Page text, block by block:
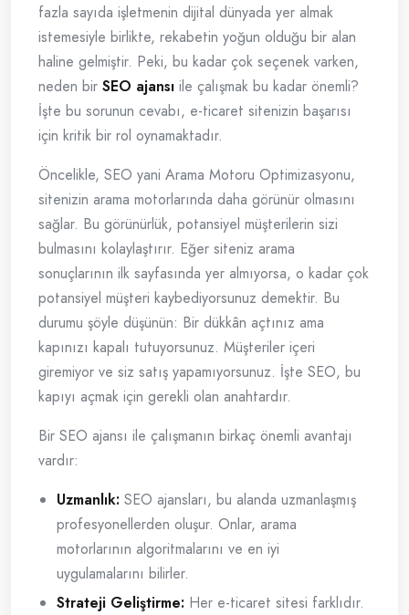
fazla sayıda işletmenin dijital dünyada yer almak
istemesiyle birlikte, rekabetin yoğun olduğu bir alan
haline gelmiştir. Peki, bu kadar çok seçenek varken,
neden bir SEO ajansı ile çalışmak bu kadar önemli?
İşte bu sorunun cevabı, e-ticaret sitenizin başarısı
için kritik bir rol oynamaktadır.
Öncelikle, SEO yani Arama Motoru Optimizasyonu,
sitenizin arama motorlarında daha görünür olmasını
sağlar. Bu görünürlük, potansiyel müşterilerin sizi
bulmasını kolaylaştırır. Eğer siteniz arama
sonuçlarının ilk sayfasında yer almıyorsa, o kadar çok
potansiyel müşteri kaybediyorsunuz demektir. Bu
durumu şöyle düşünün: Bir dükkân açtınız ama
kapınızı kapalı tutuyorsunuz. Müşteriler içeri
giremiyor ve siz satış yapamıyorsunuz. İşte SEO, bu
kapıyı açmak için gerekli olan anahtardır.
Bir SEO ajansı ile çalışmanın birkaç önemli avantajı
vardır:
Uzmanlık: SEO ajansları, bu alanda uzmanlaşmış
profesyonellerden oluşur. Onlar, arama
motorlarının algoritmalarını ve en iyi
uygulamalarını bilirler.
Strateji Geliştirme: Her e-ticaret sitesi farklıdır.